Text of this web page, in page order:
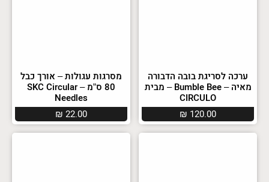
ערכה לסריגת בובה הדבורה
מאיה – Bumble Bee – מבית
CIRCULO
₪ 120.00
מסרגות עגולות – אורך כבל
80 ס”מ – SKC Circular
Needles
₪ 22.00